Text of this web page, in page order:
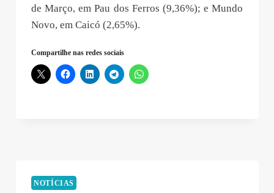
de Março, em Pau dos Ferros (9,36%); e Mundo
Novo, em Caicó (2,65%).
Compartilhe nas redes sociais
NOTÍCIAS